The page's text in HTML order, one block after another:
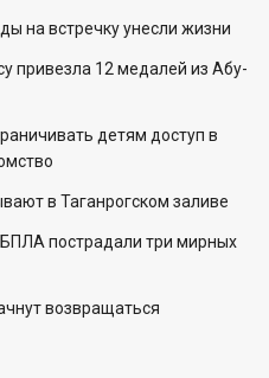
на встречку унесли жизни
привезла 12 медалей из Абу-
детям доступ в
в Таганрогском заливе
БПЛА пострадали три мирных
возвращаться